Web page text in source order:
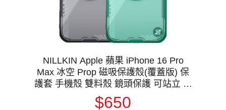
NILLKIN Apple 蘋果 iPhone 16 Pro
Max 冰空 Prop 磁吸保護殼(覆蓋版) 保
護套 手機殼 雙料殼 鏡頭保護 可站立 鏡
頭支架 鏡頭防塵蓋 鏡頭蓋 MagSafe
$650